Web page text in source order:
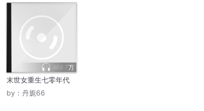
468.7万
末世女重生七零年代
by： 丹旎66